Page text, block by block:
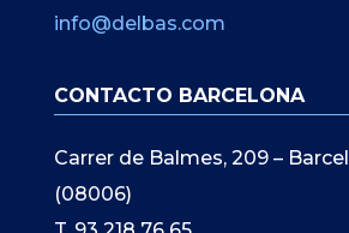
info@delbas.com
CONTACTO BARCELONA
Carrer de Balmes, 209 –
(08006)